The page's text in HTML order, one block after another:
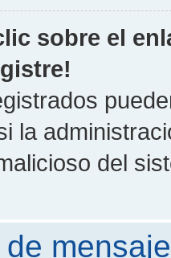
sobre el
la
del